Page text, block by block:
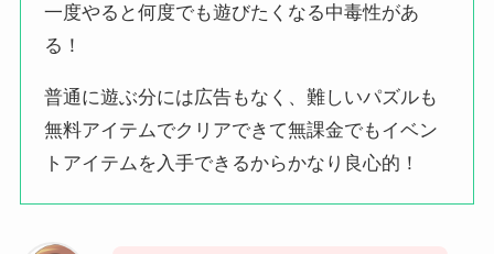
一度やると何度でも遊びたくなる中毒性があ
る！
普通に遊ぶ分には広告もなく、難しいパズルも
無料アイテムでクリアできて無課金でもイベン
トアイテムを入手できるからかなり良心的！